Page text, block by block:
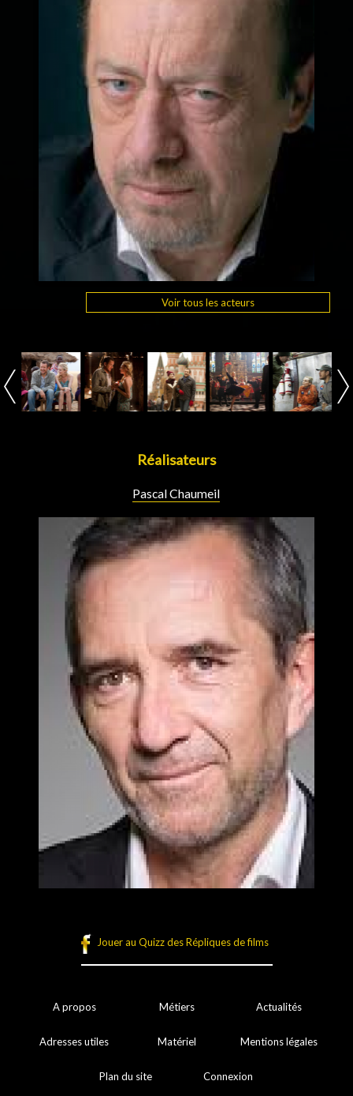
Voir tous les acteurs
Réalisateurs
Pascal Chaumeil
Jouer au Quizz des Répliques de films
A propos Métiers Actualités
Adresses utiles Matériel Mentions légales
Plan du site Connexion